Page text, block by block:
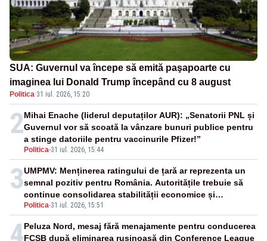
SUA: Guvernul va începe să emită paşapoarte cu
imaginea lui Donald Trump începând cu 8 august
Politica·31 iul. 2026, 15:20
2
Politica-31 iul. 2026, 15:44
Mihai Enache (liderul deputaților AUR): „Senatorii PNL și
Guvernul vor să scoată la vânzare bunuri publice pentru
a stinge datoriile pentru vaccinurile Pfizer!”
3
Politica-31 iul. 2026, 15:51
UMPMV: Menținerea ratingului de țară ar reprezenta un
semnal pozitiv pentru România. Autoritățile trebuie să
continue consolidarea stabilității economice și
financiare
4Peluza Nord, mesaj fără menajamente pentru conducerea
FCSB după eliminarea rușinoasă din Conference League